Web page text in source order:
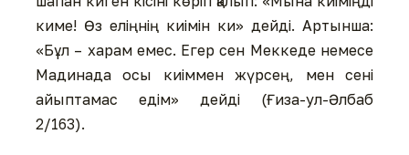
киме! Өз еліңнің киімін ки» дейді. Артынша:
«Бұл – харам емес. Егер сен Меккеде немесе
Мадинада осы киіммен жүрсең, мен сені
айыптамас едім» дейді (Ғиза-ул-Әлбаб
2/163).